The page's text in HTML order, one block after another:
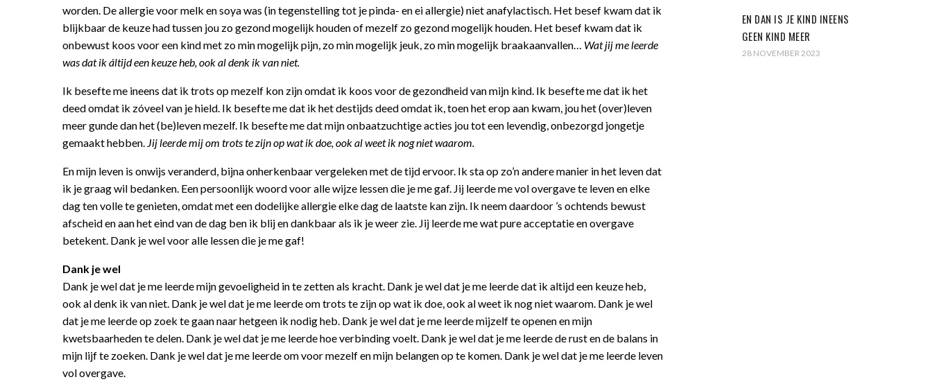
worden. De allergie voor melk en soya was (in tegenstelling tot je pinda- en ei allergie) niet anafylactisch. Het besef kwam dat ik
blijkbaar de keuze had tussen jou zo gezond mogelijk houden of mezelf zo gezond mogelijk houden. Het besef kwam dat ik
onbewust koos voor een kind met zo min mogelijk pijn, zo min mogelijk jeuk, zo min mogelijk braakaanvallen… Wat jij me leerde
was dat ik áltijd een keuze heb, ook al denk ik van niet.
Ik besefte me ineens dat ik trots op mezelf kon zijn omdat ik koos voor de gezondheid van mijn kind. Ik besefte me dat ik het
deed omdat ik zóveel van je hield. Ik besefte me dat ik het destijds deed omdat ik, toen het erop aan kwam, jou het (over)leven
meer gunde dan het (be)leven mezelf. Ik besefte me dat mijn onbaatzuchtige acties jou tot een levendig, onbezorgd jongetje
gemaakt hebben. Jij leerde mij om trots te zijn op wat ik doe, ook al weet ik nog niet waarom.
En mijn leven is onwijs veranderd, bijna onherkenbaar vergeleken met de tijd ervoor. Ik sta op zo’n andere manier in het leven dat
ik je graag wil bedanken. Een persoonlijk woord voor alle wijze lessen die je me gaf. Jij leerde me vol overgave te leven en elke
dag ten volle te genieten, omdat met een dodelijke allergie elke dag de laatste kan zijn. Ik neem daardoor ’s ochtends bewust
afscheid en aan het eind van de dag ben ik blij en dankbaar als ik je weer zie. Jij leerde me wat pure acceptatie en overgave
betekent. Dank je wel voor alle lessen die je me gaf!
Dank je wel
Dank je wel dat je me leerde mijn gevoeligheid in te zetten als kracht. Dank je wel dat je me leerde dat ik altijd een keuze heb,
ook al denk ik van niet. Dank je wel dat je me leerde om trots te zijn op wat ik doe, ook al weet ik nog niet waarom. Dank je wel
dat je me leerde op zoek te gaan naar hetgeen ik nodig heb. Dank je wel dat je me leerde mijzelf te openen en mijn
kwetsbaarheden te delen. Dank je wel dat je me leerde hoe verbinding voelt. Dank je wel dat je me leerde de rust en de balans in
mijn lijf te zoeken. Dank je wel dat je me leerde om voor mezelf en mijn belangen op te komen. Dank je wel dat je me leerde leven
vol overgave.
EN DAN IS JE KIND INEENS
GEEN KIND MEER
28 NOVEMBER 2023